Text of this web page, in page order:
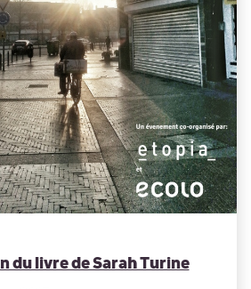
du livre de Sarah Turine